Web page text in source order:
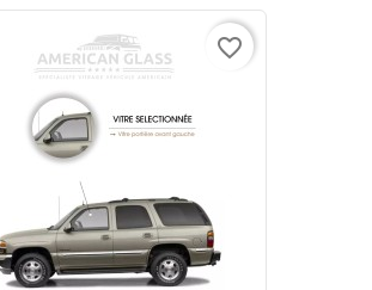
favorite_border